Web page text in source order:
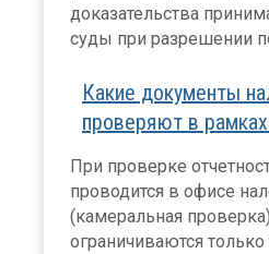
доказательства
суды при разрешении
Какие документы
проверяют в
При проверке
проводится в офисе
(камеральная
ограничиваются